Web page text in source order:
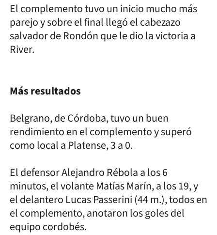
El complemento tuvo un inicio mucho más
parejo y sobre el final llegó el cabezazo
salvador de Rondón que le dio la victoria a
River.
Más resultados
Belgrano, de Córdoba, tuvo un buen
rendimiento en el complemento y superó
como local a Platense, 3 a 0.
El defensor Alejandro Rébola a los 6
minutos, el volante Matías Marín, a los 19, y
el delantero Lucas Passerini (44 m.), todos en
el complemento, anotaron los goles del
equipo cordobés.